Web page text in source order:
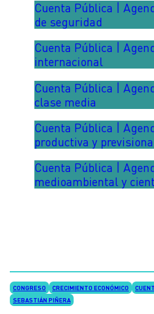
Cuenta Pública |
de seguridad
Cuenta Pública |
internacional
Cuenta Pública |
clase media
Cuenta Pública |
productiva y
Cuenta Pública |
medioambiental y
CONGRESO CRECIMIENTO ECONÓMICO
SEBASTIÁN PIÑERA